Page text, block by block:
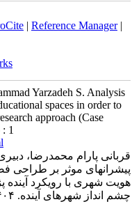
| Reference Manager|
Yarzadeh S. Analysis
spaces in order to
approach (Case
1
قربانی پارام محمدرضا،
پیشرانهای موثر بر طراحی
هویت شهری با رویکرد
چشم انداز شهرهای آینده. ۱۴۰۴; ۶ (۴) :۱-۱۶